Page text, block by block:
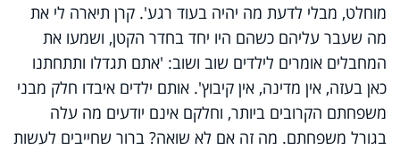
מוחלט, מבלי לדעת מה יהיה בעוד רגע'. קרן תיארה לי את
מה שעבר עליהם כשהם היו יחד בחדר הקטן, ושמעו את
המחבלים אומרים לילדים שוב ושוב: 'אתם תגדלו ותתחתנו
כאן בעזה, אין מדינה, אין קיבוץ'. אותם ילדים איבדו חלק מבני
משפחתם הקרובים ביותר, וחלקם אינם יודעים מה עלה
בגורל משפחתם. מה זה אם לא שואה? ברור שחייבים לעשות